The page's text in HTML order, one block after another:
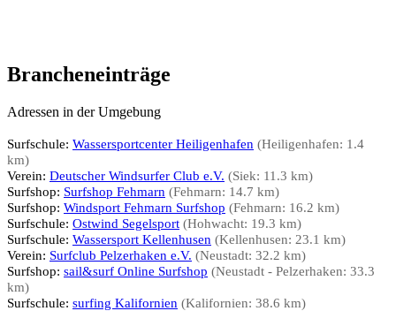
Brancheneinträge
Adressen in der Umgebung
Surfschule: Wassersportcenter Heiligenhafen (Heiligenhafen: 1.4
km)
Verein: Deutscher Windsurfer Club e.V. (Siek: 11.3 km)
Surfshop: Surfshop Fehmarn (Fehmarn: 14.7 km)
Surfshop: Windsport Fehmarn Surfshop (Fehmarn: 16.2 km)
Surfschule: Ostwind Segelsport (Hohwacht: 19.3 km)
Surfschule: Wassersport Kellenhusen (Kellenhusen: 23.1 km)
Verein: Surfclub Pelzerhaken e.V. (Neustadt: 32.2 km)
Surfshop: sail&surf Online Surfshop (Neustadt - Pelzerhaken: 33.3
km)
Surfschule: surfing Kalifornien (Kalifornien: 38.6 km)